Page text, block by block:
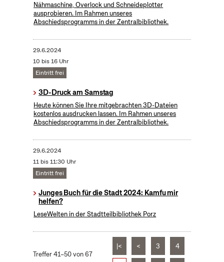
Nähmaschine, Overlock und Schneideplotter
ausprobieren. Im Rahmen unseres
Abschiedsprogramms in der Zentralbibliothek.
29.6.2024
10 bis 16 Uhr
Eintritt frei
3D-Druck am Samstag
Heute können Sie Ihre mitgebrachten 3D-Dateien
kostenlos ausdrucken lassen. Im Rahmen unseres
Abschiedsprogramms in der Zentralbibliothek.
29.6.2024
11 bis 11:30 Uhr
Eintritt frei
Junges Buch für die Stadt 2024: Kamfu mir
helfen?
LeseWelten in der Stadtteilbibliothek Porz
Treffer 41–50 von 67
|< < 3 4